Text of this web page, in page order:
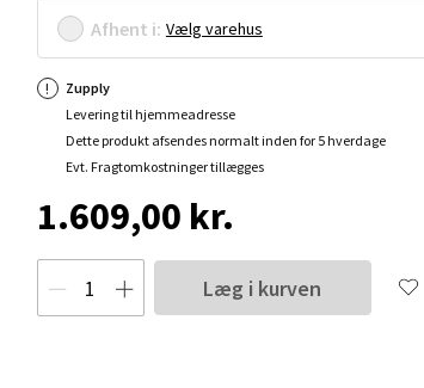
Afhent i: Vælg varehus
Zupply
Levering til hjemmeadresse
Dette produkt afsendes normalt inden for 5 hverdage
Evt. Fragtomkostninger tillægges
1.609,00 kr.
Læg i kurven